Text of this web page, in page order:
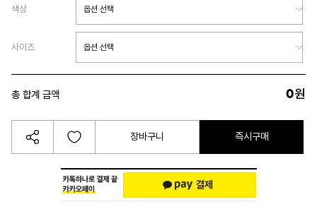
색상
사이즈
총 합계 금액 0원
장바구니 즉시구매